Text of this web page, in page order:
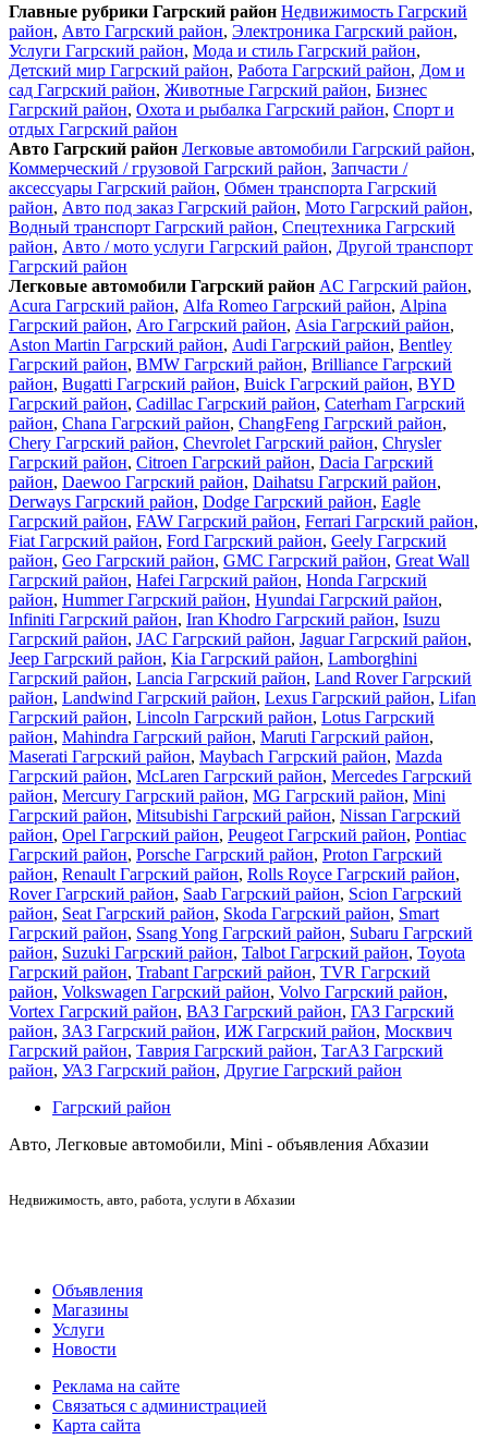
Главные рубрики Гагрский район Недвижимость Гагрский
район, Авто Гагрский район, Электроника Гагрский район,
Услуги Гагрский район, Мода и стиль Гагрский район,
Детский мир Гагрский район, Работа Гагрский район, Дом и
сад Гагрский район, Животные Гагрский район, Бизнес
Гагрский район, Охота и рыбалка Гагрский район, Спорт и
отдых Гагрский район
Авто Гагрский район Легковые автомобили Гагрский район,
Коммерческий / грузовой Гагрский район, Запчасти /
аксессуары Гагрский район, Обмен транспорта Гагрский
район, Авто под заказ Гагрский район, Мото Гагрский район,
Водный транспорт Гагрский район, Спецтехника Гагрский
район, Авто / мото услуги Гагрский район, Другой транспорт
Гагрский район
Легковые автомобили Гагрский район AC Гагрский район,
Acura Гагрский район, Alfa Romeo Гагрский район, Alpina
Гагрский район, Aro Гагрский район, Asia Гагрский район,
Aston Martin Гагрский район, Audi Гагрский район, Bentley
Гагрский район, BMW Гагрский район, Brilliance Гагрский
район, Bugatti Гагрский район, Buick Гагрский район, BYD
Гагрский район, Cadillac Гагрский район, Caterham Гагрский
район, Chana Гагрский район, ChangFeng Гагрский район,
Chery Гагрский район, Chevrolet Гагрский район, Chrysler
Гагрский район, Citroen Гагрский район, Dacia Гагрский
район, Daewoo Гагрский район, Daihatsu Гагрский район,
Derways Гагрский район, Dodge Гагрский район, Eagle
Гагрский район, FAW Гагрский район, Ferrari Гагрский район,
Fiat Гагрский район, Ford Гагрский район, Geely Гагрский
район, Geo Гагрский район, GMC Гагрский район, Great Wall
Гагрский район, Hafei Гагрский район, Honda Гагрский
район, Hummer Гагрский район, Hyundai Гагрский район,
Infiniti Гагрский район, Iran Khodro Гагрский район, Isuzu
Гагрский район, JAC Гагрский район, Jaguar Гагрский район,
Jeep Гагрский район, Kia Гагрский район, Lamborghini
Гагрский район, Lancia Гагрский район, Land Rover Гагрский
район, Landwind Гагрский район, Lexus Гагрский район, Lifan
Гагрский район, Lincoln Гагрский район, Lotus Гагрский
район, Mahindra Гагрский район, Maruti Гагрский район,
Maserati Гагрский район, Maybach Гагрский район, Mazda
Гагрский район, McLaren Гагрский район, Mercedes Гагрский
район, Mercury Гагрский район, MG Гагрский район, Mini
Гагрский район, Mitsubishi Гагрский район, Nissan Гагрский
район, Opel Гагрский район, Peugeot Гагрский район, Pontiac
Гагрский район, Porsche Гагрский район, Proton Гагрский
район, Renault Гагрский район, Rolls Royce Гагрский район,
Rover Гагрский район, Saab Гагрский район, Scion Гагрский
район, Seat Гагрский район, Skoda Гагрский район, Smart
Гагрский район, Ssang Yong Гагрский район, Subaru Гагрский
район, Suzuki Гагрский район, Talbot Гагрский район, Toyota
Гагрский район, Trabant Гагрский район, TVR Гагрский
район, Volkswagen Гагрский район, Volvo Гагрский район,
Vortex Гагрский район, ВАЗ Гагрский район, ГАЗ Гагрский
район, ЗАЗ Гагрский район, ИЖ Гагрский район, Москвич
Гагрский район, Таврия Гагрский район, ТагАЗ Гагрский
район, УАЗ Гагрский район, Другие Гагрский район
Гагрский район
Авто, Легковые автомобили, Mini - объявления Абхазии
Недвижимость , авто, работа, услуги в Абхазии
Объявления
Магазины
Услуги
Новости
Реклама на сайте
Связаться с администрацией
Карта сайта